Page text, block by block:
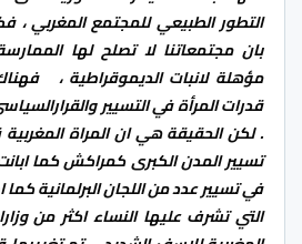
التطور الطبيعي للمجتمع المغربي
بان مجتمعاتنا لا تصلح لها
مؤهلة لانبات الديموقراطية ،
قدرات المرأة في التسيير
. لكن الحقيقة هي ان المراة
تسيير المدن الكبرى كمراكش كما
في تسيير عدد من اللجان البرلمانية
التي تشرف عليها النساء اكثر من